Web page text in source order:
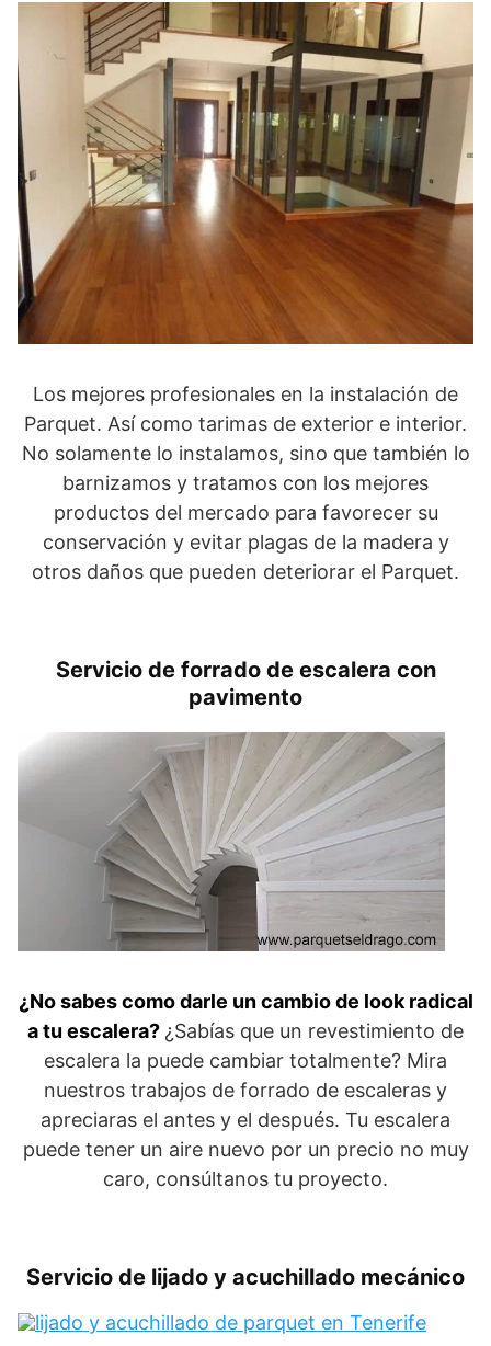
Los mejores profesionales en la instalación de
Parquet. Así como tarimas de exterior e interior.
No solamente lo instalamos, sino que también lo
barnizamos y tratamos con los mejores
productos del mercado para favorecer su
conservación y evitar plagas de la madera y
otros daños que pueden deteriorar el Parquet.
Servicio de forrado de escalera con
pavimento
¿No sabes como darle un cambio de look radical
a tu escalera? ¿Sabías que un revestimiento de
escalera la puede cambiar totalmente? Mira
nuestros trabajos de forrado de escaleras y
apreciaras el antes y el después. Tu escalera
puede tener un aire nuevo por un precio no muy
caro, consúltanos tu proyecto.
Servicio de lijado y acuchillado mecánico